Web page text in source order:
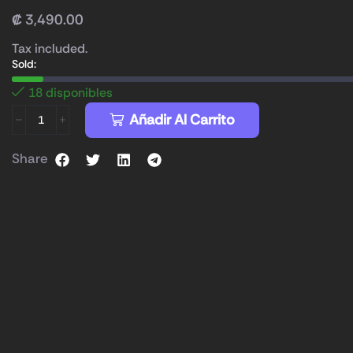
₡ 3,490.00
Tax included.
Sold:
18 disponibles
Añadir Al Carrito
Share